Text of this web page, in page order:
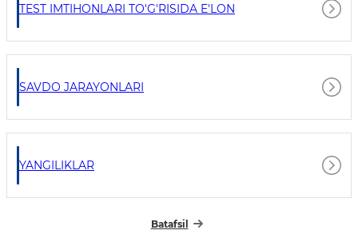
TEST IMTIHONLARI TO'G'RISIDA E'LON
SAVDO JARAYONLARI
YANGILIKLAR
Batafsil